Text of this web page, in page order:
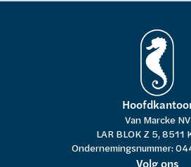
Van Marcke NV
LAR BLOK Z 5, 8511
Ondernemingsnummer:
Volg ons